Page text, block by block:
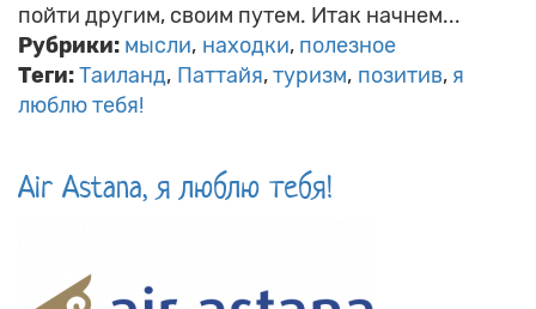
пойти другим, своим путем. Итак начнем...
Рубрики: мысли находки полезное
Теги:Таиланд Паттайя туризм позитив я
люблю тебя!
Air Astana, я люблю тебя!